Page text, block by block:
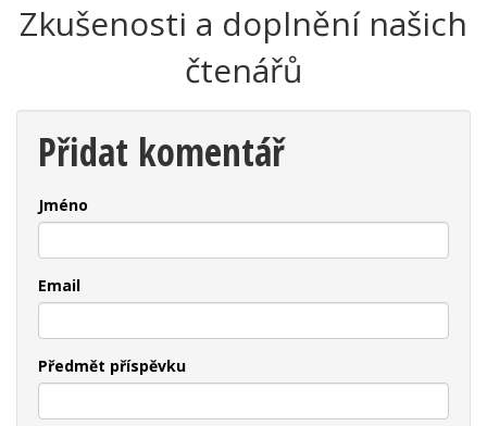
Zkušenosti a doplnění našich
čtenářů
Přidat komentář
Jméno
Email
Předmět příspěvku